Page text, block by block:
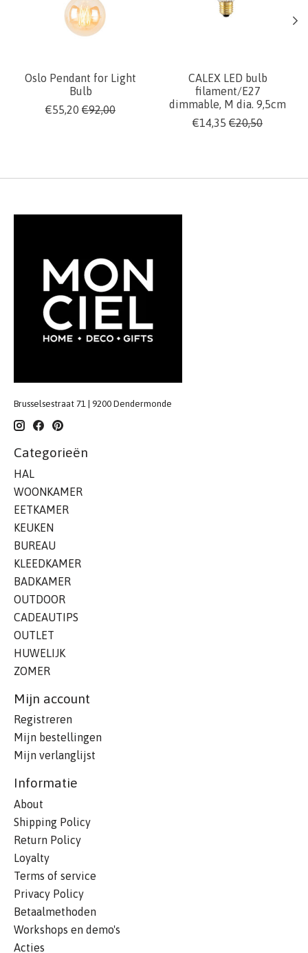
Oslo Pendant for Light
Bulb
€55,20 €92,00
CALEX LED bulb
filament/E27
dimmable, M dia. 9,5cm
€14,35 €20,50
Brusselsestraat 71 | 9200 Dendermonde
Categorieën
HAL
WOONKAMER
EETKAMER
KEUKEN
BUREAU
KLEEDKAMER
BADKAMER
OUTDOOR
CADEAUTIPS
OUTLET
HUWELIJK
ZOMER
Mijn account
Registreren
Mijn bestellingen
Mijn verlanglijst
Informatie
About
Shipping Policy
Return Policy
Loyalty
Terms of service
Privacy Policy
Betaalmethoden
Workshops en demo's
Acties